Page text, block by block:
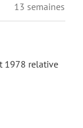
13 semaines
1978 relative